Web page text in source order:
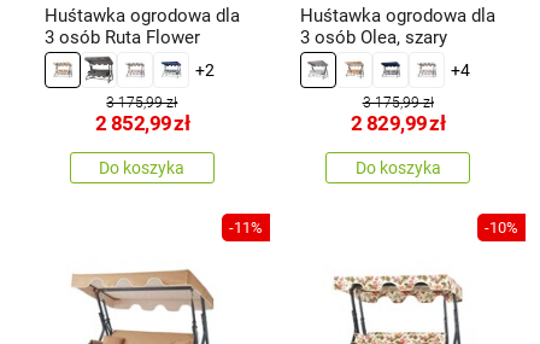
Huśtawka ogrodowa dla
3 osób Ruta Flower
+2
3 175,99 zł
2 852,99zł
Do koszyka
Huśtawka ogrodowa dla
3 osób Olea, szary
+4
3 175,99 zł
2 829,99zł
Do koszyka
-11% -10%